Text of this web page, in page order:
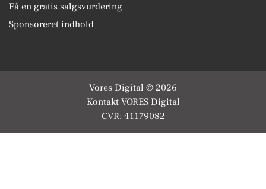
Få en gratis salgsvurdering
Sponsoreret indhold
Vores Digital © 2026
Kontakt VORES Digital
CVR: 41179082